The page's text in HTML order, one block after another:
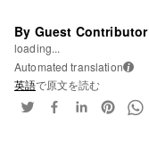
By Guest Contributor
loading...
Automated translation i
英語で原文を読む